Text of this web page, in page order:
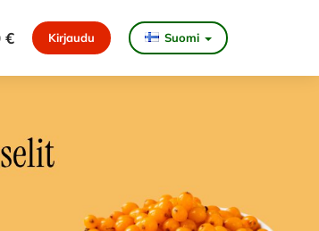
€ Kirjaudu Suomi